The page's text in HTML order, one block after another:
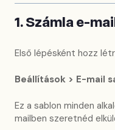
1. Számla e-
Első lépésként hozz
Beállítások > E-mail
Ez a sablon minden
mailben szeretnéd